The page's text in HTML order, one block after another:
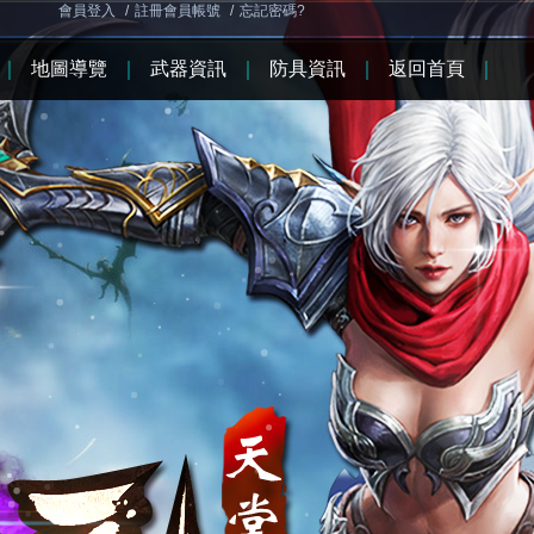
會員登入 / 註冊會員帳號 / 忘記密碼?